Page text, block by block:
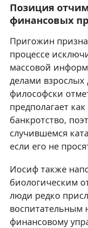
Позиция
финансовых
Пригожин
процессе
массовой
делами
философски
предполагает
банкротство,
случившемся
если его не
Иосиф также
биологическим
люди редко
воспитательным
финансовому